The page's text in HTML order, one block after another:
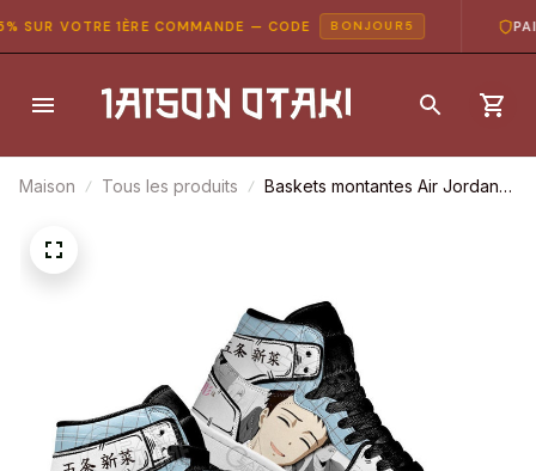
VOTRE 1ÈRE COMMANDE — CODE BONJOUR5
Maison Tous les produits
Baskets montantes Air Jordan